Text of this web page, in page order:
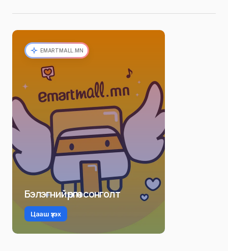
EMARTMALL.MN
Бэлэгний өргөн сонголт
Цааш үзэх